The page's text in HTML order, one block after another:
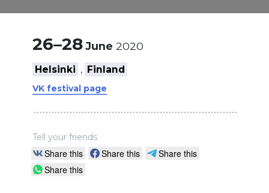
26–28 June 2020
Helsinki , Finland
VK festival page
Tell your friends
Share this Share this
Share this
Share this